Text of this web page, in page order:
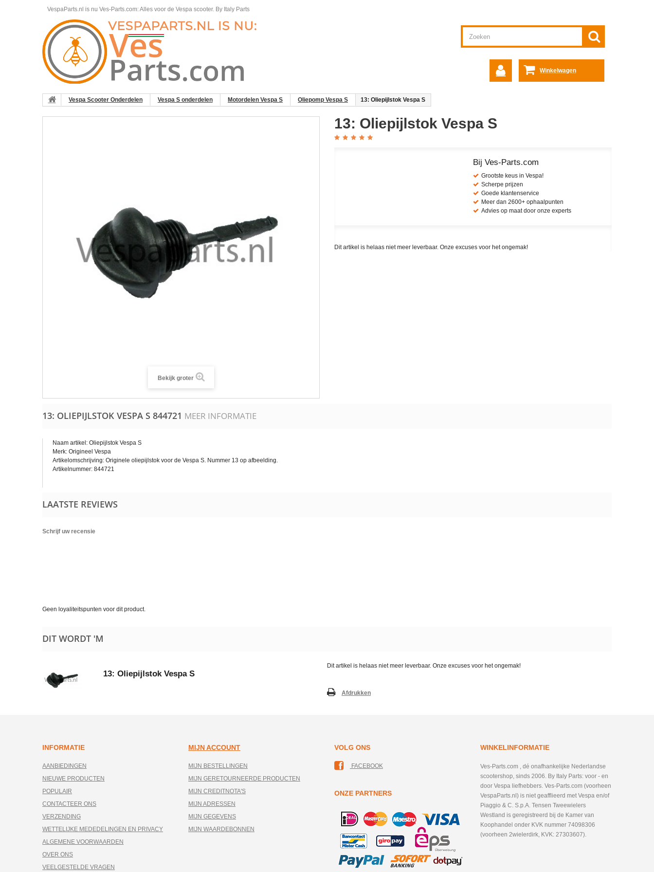
VespaParts.nl is nu Ves-Parts.com: Alles voor de Vespa scooter. By Italy Parts
Winkelwagen
Vespa Scooter Onderdelen Vespa S onderdelen Motordelen Vespa S Oliepomp Vespa S 13: Oliepijlstok Vespa S
Bekijk groter
13: Oliepijlstok Vespa S
Bij Ves-Parts.com
Grootste keus in Vespa!
Scherpe prijzen
Goede klantenservice
Meer dan 2600+ ophaalpunten
Advies op maat door onze experts
Dit artikel is helaas niet meer leverbaar. Onze excuses voor het ongemak!
13: OLIEPIJLSTOK VESPA S 844721 MEER INFORMATIE
Naam artikel: Oliepijlstok Vespa S
Merk: Origineel Vespa
Artikelomschrijving: Originele oliepijlstok voor de Vespa S. Nummer 13 op afbeelding.
Artikelnummer: 844721
LAATSTE REVIEWS
Schrijf uw recensie
Geen loyaliteitspunten voor dit product.
DIT WORDT 'M
13: Oliepijlstok Vespa S
Dit artikel is helaas niet meer leverbaar. Onze excuses voor het ongemak!
Afdrukken
INFORMATIE
AANBIEDINGEN
NIEUWE PRODUCTEN
POPULAIR
CONTACTEER ONS
VERZENDING
WETTELIJKE MEDEDELINGEN EN PRIVACY
ALGEMENE VOORWAARDEN
OVER ONS
VEELGESTELDE VRAGEN
MIJN ACCOUNT
MIJN BESTELLINGEN
MIJN GERETOURNEERDE PRODUCTEN
MIJN CREDITNOTA'S
MIJN ADRESSEN
MIJN GEGEVENS
MIJN WAARDEBONNEN
VOLG ONS
FACEBOOK
ONZE PARTNERS
WINKELINFORMATIE
Ves-Parts.com , dé onafhankelijke Nederlandse
scootershop, sinds 2006. By Italy Parts: voor - en
door Vespa liefhebbers. Ves-Parts.com (voorheen
VespaParts.nl) is niet geafflieerd met Vespa en/of
Piaggio & C. S.p.A. Tensen Tweewielers
Westland is geregistreerd bij de Kamer van
Koophandel onder KVK nummer 74098306
(voorheen 2wielerdirk, KVK: 27303607).